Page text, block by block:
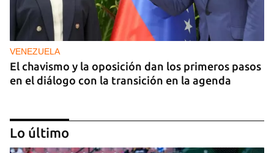
VENEZUELA
El chavismo y la oposición dan los primeros pasos
en el diálogo con la transición en la agenda
Lo último